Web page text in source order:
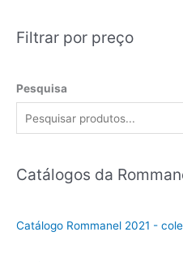
Filtrar por preço
Pesquisa
Catálogos da
Catálogo Rommanel 2021 -